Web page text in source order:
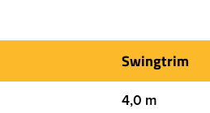
Swingtrim
4,0 m